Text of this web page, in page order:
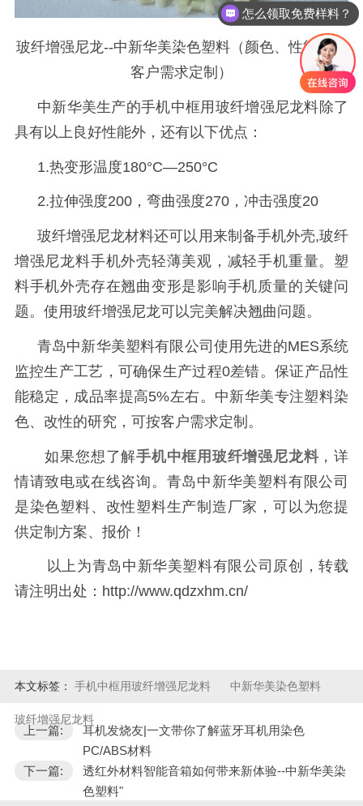
玻纤增强尼龙--中新华美染色塑料（颜色、性能可按
客户需求定制）
中新华美生产的手机中框用玻纤增强尼龙料除了
具有以上良好性能外，还有以下优点：
1.热变形温度180°C—250°C
2.拉伸强度200，弯曲强度270，冲击强度20
玻纤增强尼龙材料还可以用来制备手机外壳,玻纤
增强尼龙料手机外壳轻薄美观，减轻手机重量。塑
料手机外壳存在翘曲变形是影响手机质量的关键问
题。使用玻纤增强尼龙可以完美解决翘曲问题。
青岛中新华美塑料有限公司使用先进的MES系统
监控生产工艺，可确保生产过程0差错。保证产品性
能稳定，成品率提高5%左右。中新华美专注塑料染
色、改性的研究，可按客户需求定制。
如果您想了解手机中框用玻纤增强尼龙料，详
情请致电或在线咨询。青岛中新华美塑料有限公司
是染色塑料、改性塑料生产制造厂家，可以为您提
供定制方案、报价！
以上为青岛中新华美塑料有限公司原创，转载
请注明出处：http://www.qdzxhm.cn/
本文标签： 手机中框用玻纤增强尼龙料 中新华美染色塑料
玻纤增强尼龙料
上一篇:
耳机发烧友|一文带你了解蓝牙耳机用染色
PC/ABS材料
下一篇:
透红外材料智能音箱如何带来新体验--中新华美染
色塑料"
怎么领取免费样料？